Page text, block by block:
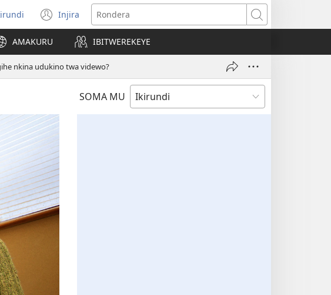
Hitamwo
ururimi
Injira
(opens
new
window)
Rondera
AMAKURU IBITWEREKEYE
nkina udukino twa videwo?
SOMA MU